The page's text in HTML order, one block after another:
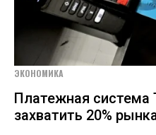
ЭКОНОМИКА
Платежная система
захватить 20%